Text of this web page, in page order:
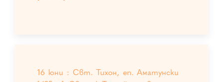
16 юни : Свт. Тихон, еп. Аматунски